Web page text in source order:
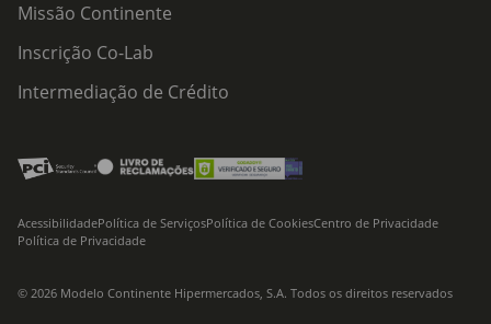
Missão Continente
Inscrição Co-Lab
Intermediação de Crédito
© 2026 Modelo Continente Hipermercados, S.A. Todos os direitos reservados
AcessibilidadePolítica de ServiçosPolítica de CookiesCentro de Privacidade
Política de Privacidade